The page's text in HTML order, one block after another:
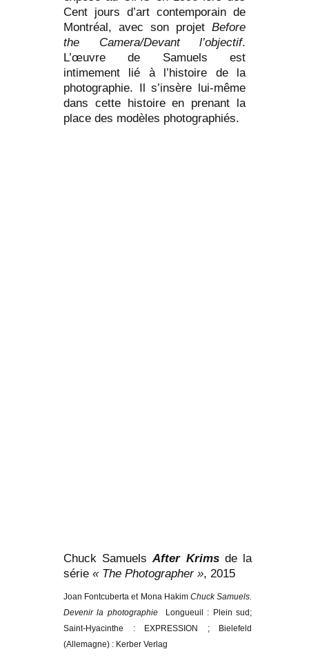
Cent jours d’art contemporain de
Montréal, avec son projet Before
the Camera/Devant l’objectif.
L’œuvre de Samuels est
intimement lié à l’histoire de la
photographie. Il s’insère lui-même
dans cette histoire en prenant la
place des modèles photographiés.
Chuck SamuelsAfter Krims de la
série « The Photographer », 2015
Joan Fontcuberta et Mona Hakim Chuck Samuels.
Devenir la photographie
Longueuil : Plein sud;
Saint-Hyacinthe : EXPRESSION ; Bielefeld
(Allemagne) : Kerber Verlag